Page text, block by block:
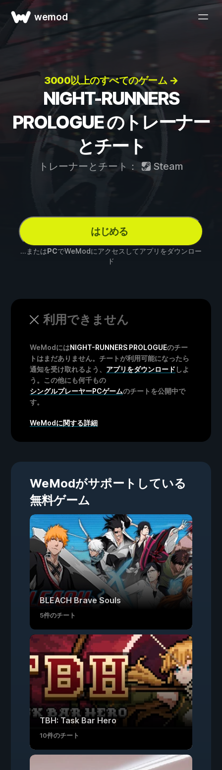
wemod
3000以上のすべてのゲーム →
NIGHT-RUNNERS
PROLOGUE のトレーナー
とチート
トレーナーとチート： Steam
はじめる
...またはPCでWeModにアクセスしてアプリをダウンロー
ド
利用できません
WeModにはNIGHT-RUNNERS PROLOGUEのチー
トはまだありません。チートが利用可能になったら
通知を受け取れるよう、 アプリをダウンロード しよ
う。この他にも何千もの
シングルプレーヤーPCゲームのチートを公開中で
す。
WeModに関する詳細
WeModがサポートしている
無料ゲーム
BLEACH Brave Souls
5件のチート
TBH: Task Bar Hero
10件のチート